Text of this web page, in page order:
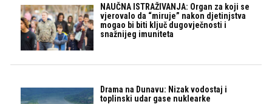
NAUČNA ISTRAŽIVANJA: Organ za koji se
vjerovalo da “miruje” nakon djetinjstva
mogao bi biti ključ dugovječnosti i
snažnijeg imuniteta
Drama na Dunavu: Nizak vodostaj i
toplinski udar gase nuklearke